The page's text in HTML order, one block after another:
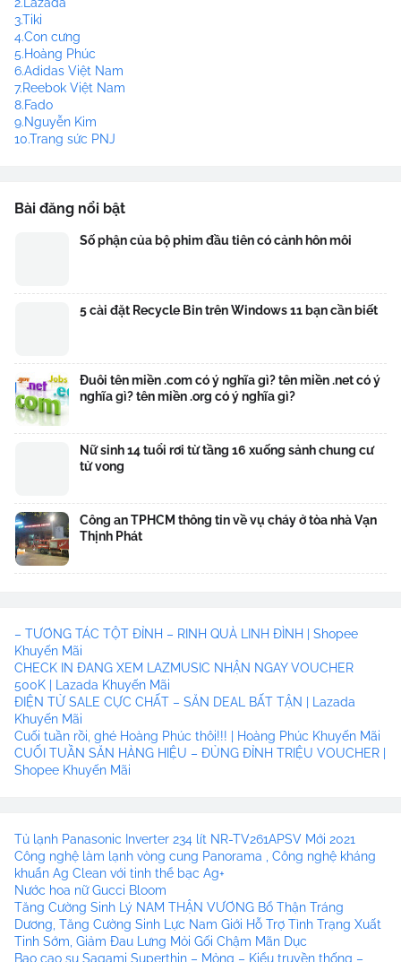
3.Tiki
4.Con cưng
5.Hoàng Phúc
6.Adidas Việt Nam
7.Reebok Việt Nam
8.Fado
9.Nguyễn Kim
10.Trang sức PNJ
Bài đăng nổi bật
Số phận của bộ phim đầu tiên có cảnh hôn môi
5 cài đặt Recycle Bin trên Windows 11 bạn cần biết
Đuôi tên miền .com có ý nghĩa gì? tên miền .net có ý
nghĩa gì? tên miền .org có ý nghĩa gì?
Nữ sinh 14 tuổi rơi từ tầng 16 xuống sảnh chung cư
tử vong
Công an TPHCM thông tin về vụ cháy ở tòa nhà Vạn
Thịnh Phát
– TƯƠNG TÁC TỘT ĐỈNH – RINH QUÀ LINH ĐÌNH | Shopee
Khuyến Mãi
CHECK IN ĐANG XEM LAZMUSIC NHẬN NGAY VOUCHER
500K | Lazada Khuyến Mãi
ĐIỆN TỬ SALE CỰC CHẤT – SĂN DEAL BẤT TẬN | Lazada
Khuyến Mãi
Cuối tuần rồi, ghé Hoàng Phúc thôi!!! | Hoàng Phúc Khuyến Mãi
CUỐI TUẦN SĂN HÀNG HIỆU – ĐỦNG ĐỈNH TRIỆU VOUCHER |
Shopee Khuyến Mãi
Tủ lạnh Panasonic Inverter 234 lít NR-TV261APSV Mới 2021
Công nghệ làm lạnh vòng cung Panorama , Công nghệ kháng
khuẩn Ag Clean với tinh thể bạc Ag+
Nước hoa nữ Gucci Bloom
Tăng Cường Sinh Lý NAM THẬN VƯƠNG Bổ Thận Tráng
Dương, Tăng Cường Sinh Lực Nam Giới Hỗ Trợ Tình Trạng Xuất
Tinh Sớm, Giảm Đau Lưng Mỏi Gối Chậm Mãn Dục
Bao cao su Sagami Superthin – Mỏng – Kiểu truyền thống –